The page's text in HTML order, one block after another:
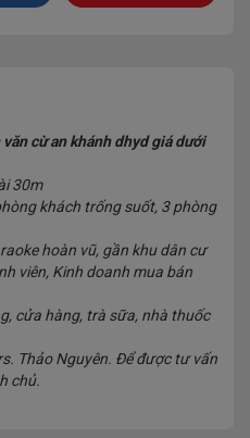
cừ an khánh dhyd giá dưới
30m
khách trống suốt, 3 phòng
hoàn vũ, gần khu dân cư
viên, Kinh doanh mua bán
hàng, trà sữa, nhà thuốc
Thảo Nguyên. Để được tư vấn
chủ.